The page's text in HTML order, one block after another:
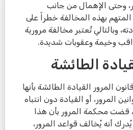
وحتى الإهمال من جانب
بهذه المخالفة خطراً على
وبالتالي تُعتبر مخالفة مرورية
وخيمة وعقوبات شديدة.
الطائشة
62(2) من قانون المرور القيادة الطائشة بأنها
المرور، أو القيادة دون انتباه
قضت محكمة المرور بأن هذا
أنه يُخالف قواعد المرور،